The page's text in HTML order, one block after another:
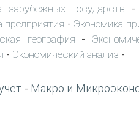
зарубежных государств -
предприятия - Экономика
география -
- Экономический анализ -
- Макро и